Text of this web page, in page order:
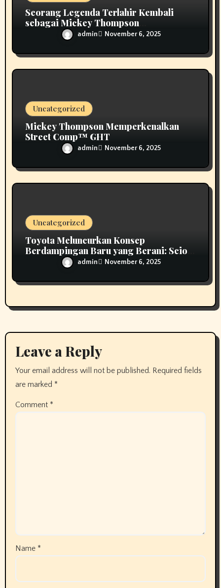
Seorang Legenda Terlahir Kembali
sebagai Mickey Thompson
Memperkenalkan Roda Tempa Klasik
admin November 6, 2025
Uncategorized
Mickey Thompson Memperkenalkan
Street Comp™ GHT
admin November 6, 2025
Uncategorized
Toyota Meluncurkan Konsep
Berdampingan Baru yang Berani: Scion
admin November 6, 2025
Leave a Reply
Your email address will not be published. Required fields
are marked *
Comment *
Name *